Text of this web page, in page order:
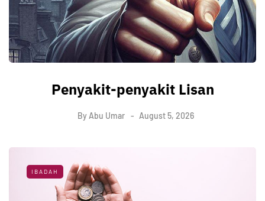
Penyakit-penyakit Lisan
By Abu Umar August 5, 2026
IBADAH